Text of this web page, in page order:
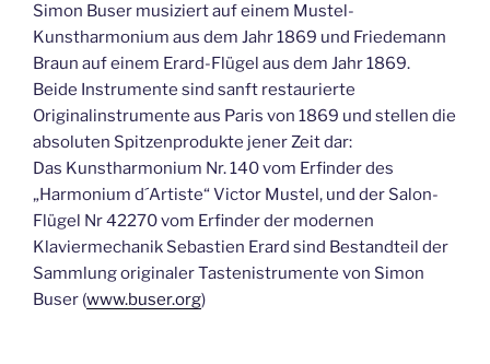
Simon Buser musiziert auf einem Mustel-
Kunstharmonium aus dem Jahr 1869 und Friedemann
Braun auf einem Erard-Flügel aus dem Jahr 1869.
Beide Instrumente sind sanft restaurierte
Originalinstrumente aus Paris von 1869 und stellen die
absoluten Spitzenprodukte jener Zeit dar:
Das Kunstharmonium Nr. 140 vom Erfinder des
„Harmonium d´Artiste“ Victor Mustel, und der Salon-
Flügel Nr 42270 vom Erfinder der modernen
Klaviermechanik Sebastien Erard sind Bestandteil der
Sammlung originaler Tastenistrumente von Simon
Buser (www.buser.org)